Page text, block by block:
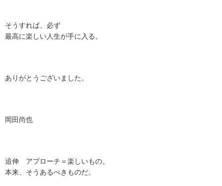
そうすれば、必ず
最高に楽しい人生が手に入る。
ありがとうございました。
岡田尚也
追伸 アプローチ＝楽しいもの。
本来、そうあるべきものだ。